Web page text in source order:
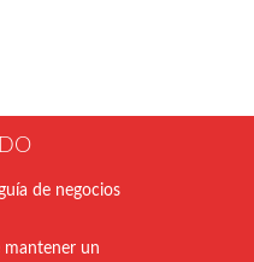
de negocios
mantener un